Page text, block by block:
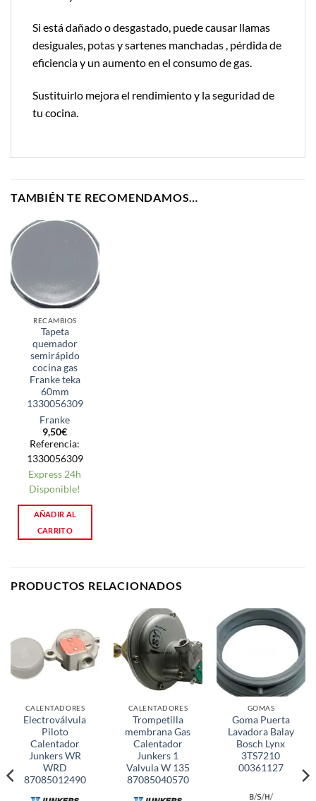
Si está dañado o desgastado, puede causar llamas
desiguales, potas y sartenes manchadas , pérdida de
eficiencia y un aumento en el consumo de gas.
Sustituirlo mejora el rendimiento y la seguridad de
tu cocina.
TAMBIÉN TE RECOMENDAMOS…
RECAMBIOS
Tapeta
quemador
semirápido
cocina gas
Franke teka
60mm
1330056309
Franke
9,50€
Referencia:
1330056309
Express 24h
Disponible!
AÑADIR AL
CARRITO
PRODUCTOS RELACIONADOS
CALENTADORES
Electroválvula
Piloto
Calentador
Junkers WR
WRD
87085012490
CALENTADORES
Trompetilla
membrana Gas
Calentador
Junkers 1
Valvula W 135
87085040570
GOMAS
Goma Puerta
Lavadora Balay
Bosch Lynx
3TS7210
00361127